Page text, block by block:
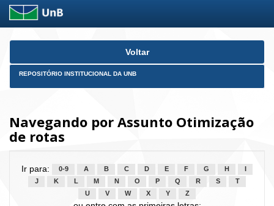
Skip
Voltar
REPOSITÓRIO INSTITUCIONAL DA UNB
Navegando por Assunto Otimização
de rotas
Ir para: 0-9 A B C D E F G H
J
K L M N O P Q R S
T
U
V W X Y Z